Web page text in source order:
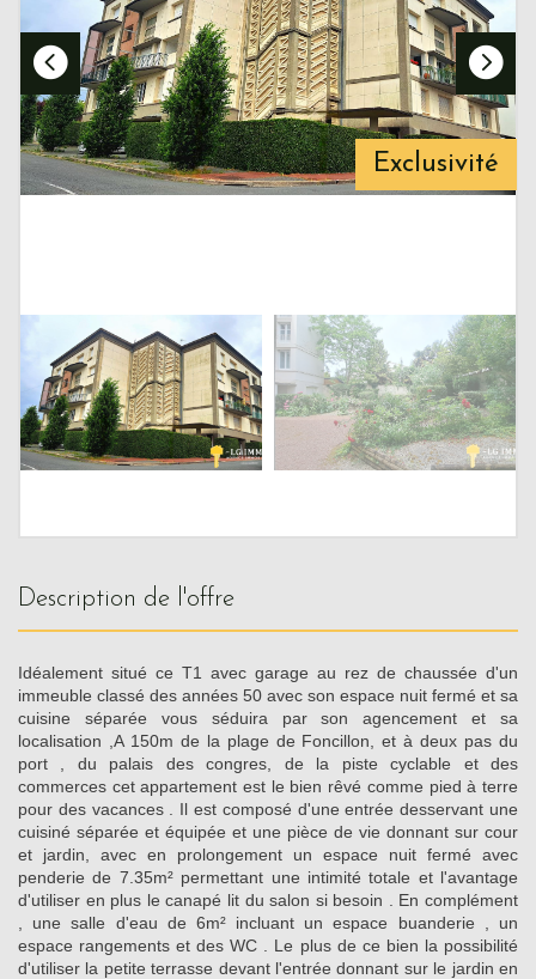
Exclusivité
description de l'offre
Idéalement situé ce T1 avec garage au rez de chaussée d'un
immeuble classé des années 50 avec son espace nuit fermé et sa
cuisine séparée vous séduira par son agencement et sa
localisation ,A 150m de la plage de Foncillon, et à deux pas du
port , du palais des congres, de la piste cyclable et des
commerces cet appartement est le bien rêvé comme pied à terre
pour des vacances . Il est composé d'une entrée desservant une
cuisiné séparée et équipée et une pièce de vie donnant sur cour
et jardin, avec en prolongement un espace nuit fermé avec
penderie de 7.35m² permettant une intimité totale et l'avantage
d'utiliser en plus le canapé lit du salon si besoin . En complément
, une salle d'eau de 6m² incluant un espace buanderie , un
espace rangements et des WC . Le plus de ce bien la possibilité
d'utiliser la petite terrasse devant l'entrée donnant sur le jardin en